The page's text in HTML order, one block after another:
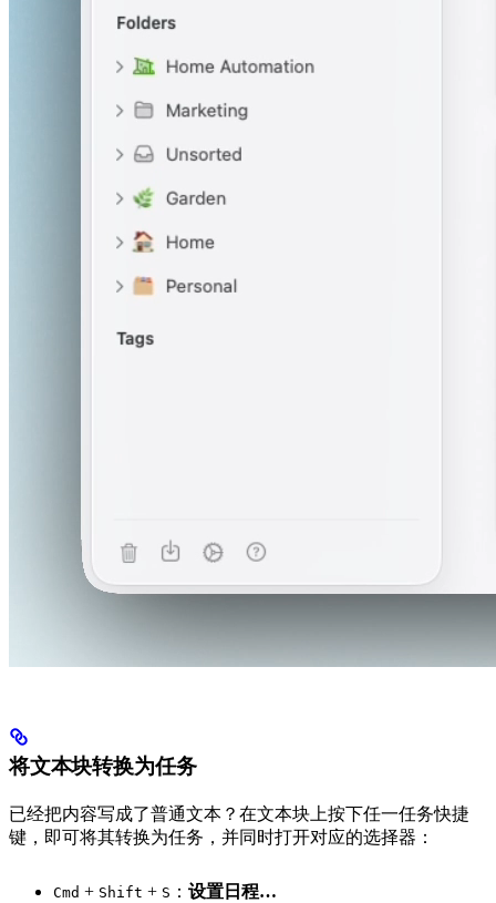
将文本块转换为任务
已经把内容写成了普通文本？在文本块上按下任一任务快捷
键，即可将其转换为任务，并同时打开对应的选择器：
Cmd + Shift + S ： 设置日程…